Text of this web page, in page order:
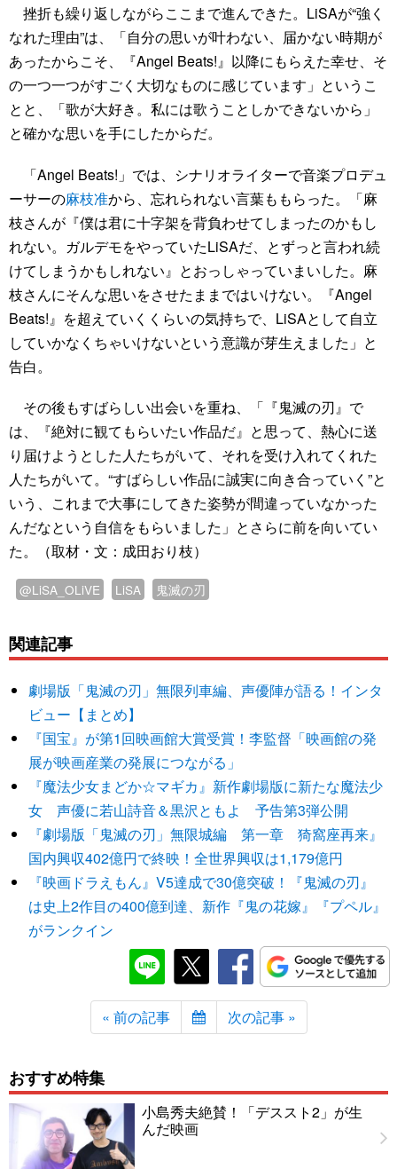
挫折も繰り返しながらここまで進んできた。LiSAが“強く
なれた理由”は、「自分の思いが叶わない、届かない時期が
あったからこそ、『Angel Beats!』以降にもらえた幸せ、そ
の一つ一つがすごく大切なものに感じています」というこ
とと、「歌が大好き。私には歌うことしかできないから」
と確かな思いを手にしたからだ。
「Angel Beats!」では、シナリオライターで音楽プロデュ
ーサーの麻枝准から、忘れられない言葉ももらった。「麻
枝さんが『僕は君に十字架を背負わせてしまったのかもし
れない。ガルデモをやっていたLiSAだ、とずっと言われ続
けてしまうかもしれない』とおっしゃっていまいした。麻
枝さんにそんな思いをさせたままではいけない。『Angel
Beats!』を超えていくくらいの気持ちで、LiSAとして自立
していかなくちゃいけないという意識が芽生えました」と
告白。
その後もすばらしい出会いを重ね、「『鬼滅の刃』で
は、『絶対に観てもらいたい作品だ』と思って、熱心に送
り届けようとした人たちがいて、それを受け入れてくれた
人たちがいて。“すばらしい作品に誠実に向き合っていく”と
いう、これまで大事にしてきた姿勢が間違っていなかった
んだなという自信をもらいました」とさらに前を向いてい
た。（取材・文：成田おり枝）
@LiSA_OLiVE LiSA 鬼滅の刃
関連記事
劇場版「鬼滅の刃」無限列車編、声優陣が語る！インタ
ビュー【まとめ】
『国宝』が第1回映画館大賞受賞！李監督「映画館の発
展が映画産業の発展につながる」
『魔法少女まどか☆マギカ』新作劇場版に新たな魔法少
女 声優に若山詩音＆黒沢ともよ 予告第3弾公開
『劇場版「鬼滅の刃」無限城編 第一章 猗窩座再来』
国内興収402億円で終映！全世界興収は1,179億円
『映画ドラえもん』V5達成で30億突破！『鬼滅の刃』
は史上2作目の400億到達、新作『鬼の花嫁』『プペル』
がランクイン
« 前の記事 次の記事 »
おすすめ特集
小島秀夫絶賛！「デススト2」が生
んだ映画